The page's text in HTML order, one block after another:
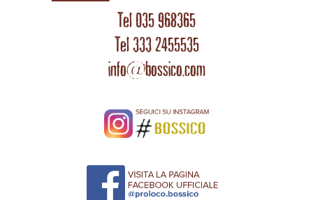
Tel 035 968365
Tel 333 2455535
info@bossico.com